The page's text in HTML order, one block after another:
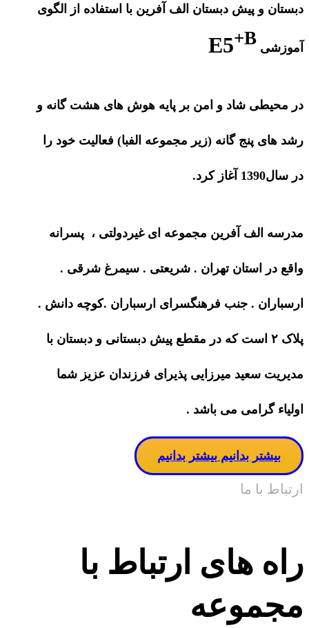
دبستان و پیش دبستان الف آفرین با استفاده از الگوی
آموزشی E5+B
در محیطی شاد و امن بر پایه هوش های هشت گانه و
رشد های پنج گانه (زیر مجموعه الفبا) فعالیت خود را
در سال1390 آغاز کرد.
مدرسه الف آفرین مجموعه ای غیردولتی ، پسرانه
واقع در استان تهران . شریعتی . سیمرغ شرقی .
ارسباران . جنب فرهنگسرای ارسباران .کوچه دانش .
پلاک ۲ است که در مقطع پیش دبستانی و دبستان با
مدیریت سعید میرزایی پذیرای فرزندان عزیز شما
اولیاء گرامی می باشد .
بیشتر بدانیم بیشتر بدانیم
ارتباط با ما
راه های ارتباط با
مجموعه